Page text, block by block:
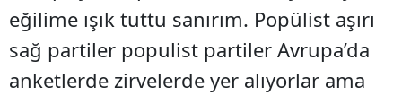
eğilime ışık tuttu sanırım. Popülist aşırı
sağ partiler populist partiler Avrupa’da
anketlerde zirvelerde yer alıyorlar ama